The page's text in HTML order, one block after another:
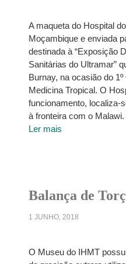
A maqueta do Hospital
Moçambique e enviada
destinada à “Exposição
Sanitárias do Ultramar”
Burnay, na ocasião do
Medicina Tropical. O
funcionamento, localiza-
à fronteira com o Malawi.
Ler mais
Balança de
1 JUNHO, 2018
O Museu do IHMT